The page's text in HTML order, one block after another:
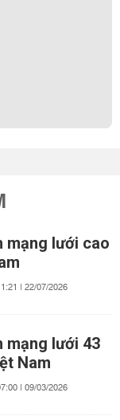
mạng lưới cao
| 22/07/2026
mạng lưới 43
Nam
| 09/03/2026